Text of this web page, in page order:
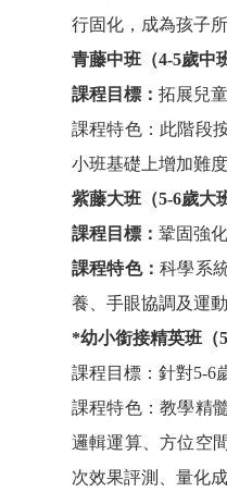
行固化，成為孩子
青藤中班（4-5歲中
課程目標： 拓展兒
課程特色：此階段
小班基礎上增加難
紫藤大班（5-6歲大
課程目標： 鞏固強
課程特色：科學系
養、手眼協調及運
*幼小銜接精英班（
課程目標：針對5-6
課程特色：教學精
邏輯運算、方位空
次效果評測、量化